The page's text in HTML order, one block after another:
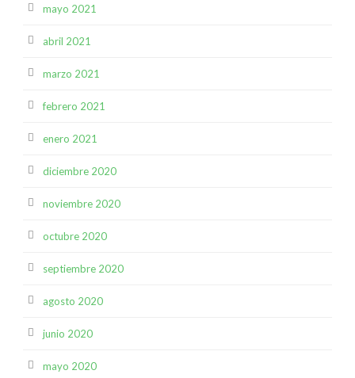
mayo 2021
abril 2021
marzo 2021
febrero 2021
enero 2021
diciembre 2020
noviembre 2020
octubre 2020
septiembre 2020
agosto 2020
junio 2020
mayo 2020